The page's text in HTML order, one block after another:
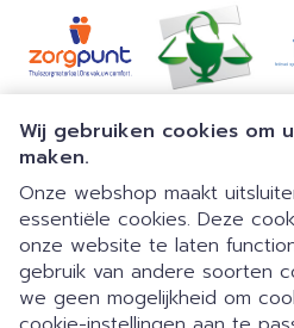
Wij gebruiken cookies om
maken.
Onze webshop maakt
essentiële cookies. Deze
onze website te laten
gebruik van andere soorten
we geen mogelijkheid om
1 van 1
Juridische links